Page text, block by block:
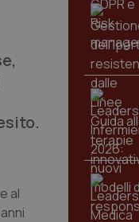
al